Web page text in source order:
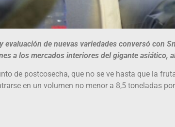
de nuevas variedades conversó con
a los mercados interiores del gigante asiático,
de postcosecha, que no se ve hasta que la
en un volumen no menor a 8,5 toneladas